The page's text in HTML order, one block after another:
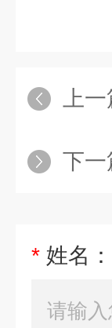
上
下一
* 姓名：